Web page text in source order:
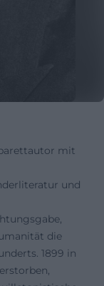
mit
und
die
1899 in